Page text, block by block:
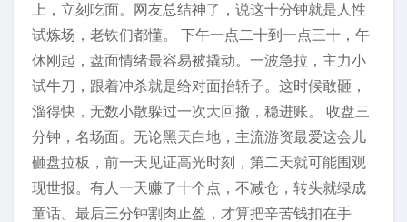
上，立刻吃面。网友总结神了，说这十分钟就是人性
试炼场，老铁们都懂。 下午一点二十到一点三十，午
休刚起，盘面情绪最容易被撬动。一波急拉，主力小
试牛刀，跟着冲杀就是给对面抬轿子。这时候敢砸，
溜得快，无数小散躲过一次大回撤，稳进账。 收盘三
分钟，名场面。无论黑天白地，主流游资最爱这会儿
砸盘拉板，前一天见证高光时刻，第二天就可能围观
现世报。有人一天赚了十个点，不减仓，转头就绿成
童话。最后三分钟割肉止盈，才算把辛苦钱扣在手